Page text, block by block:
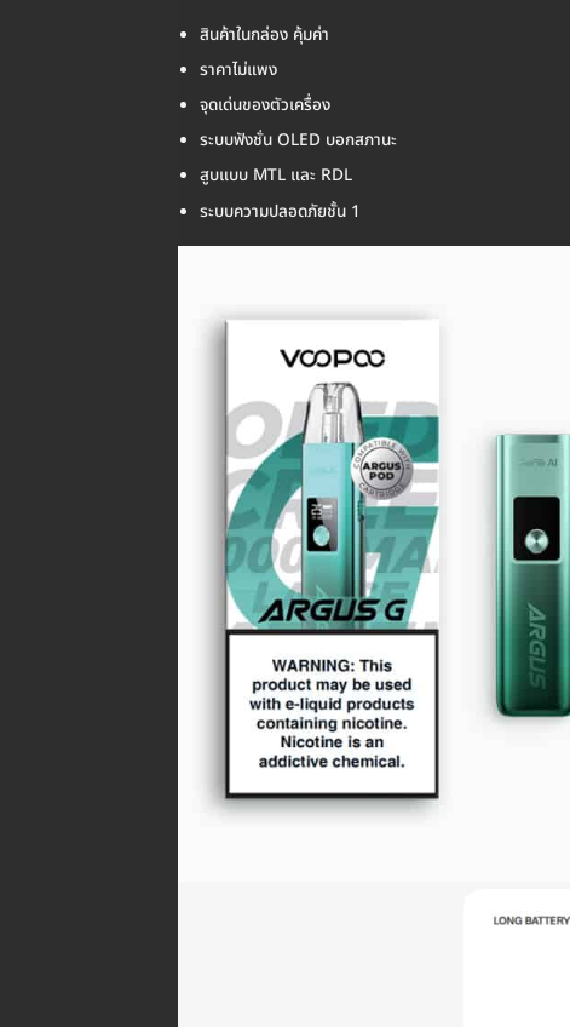
สินค้าในกล่อง คุ้มค่า
ราคาไม่แพง
จุดเด่นของตัวเครื่อง
ระบบฟังชั่น OLED บอกสภานะ
สูบแบบ MTL และ RDL
ระบบความปลอดภัยชั้น 1